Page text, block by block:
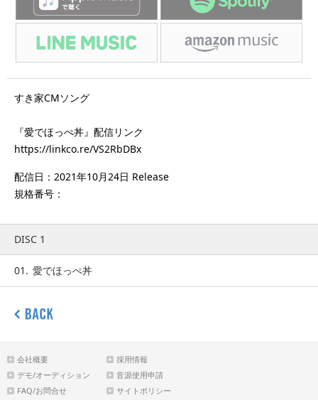
すき家CMソング
『愛でほっぺ丼』配信リンク
https://linkco.re/VS2RbDBx
配信日：2021年10月24日 Release
規格番号：
DISC 1
01. 愛でほっぺ丼
会社概要
採用情報
デモ/オーディション
音源使用申請
FAQ/お問合せ
サイトポリシー